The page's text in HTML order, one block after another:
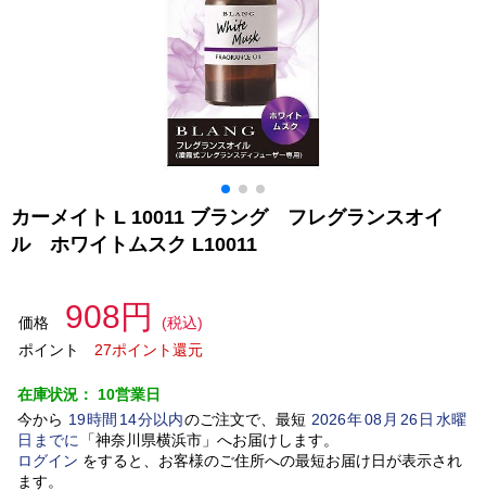
カーメイト L 10011 ブラング フレグランスオイ
ル ホワイトムスク L10011
価格 908円
(税込)
ポイント
27ポイント還元
在庫状況： 10営業日
今から 19時間 14分以内のご注文で、最短 2026年08 月 26日水曜
日 までに 「神奈川県横浜市」 へお届けします。
ログイン をすると、お客様のご住所への最短お届け日が表示され
ます。